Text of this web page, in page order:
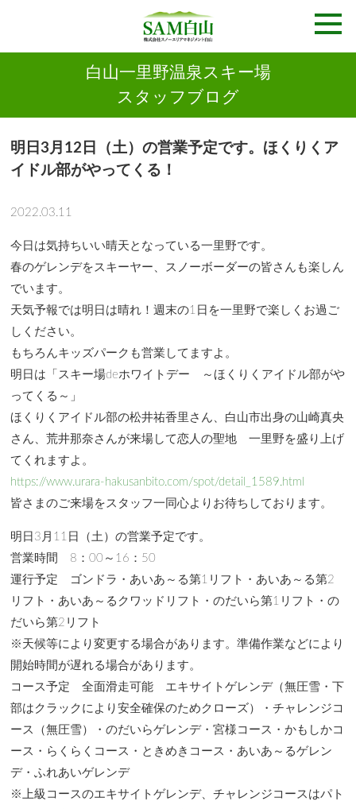
白山一里野温泉スキー場
スタッフブログ
明日3月12日（土）の営業予定です。ほくりくア
イドル部がやってくる！
2022.03.11
今日は気持ちいい晴天となっている一里野です。
春のゲレンデをスキーヤー、スノーボーダーの皆さんも楽しん
でいます。
天気予報では明日は晴れ！週末の1日を一里野で楽しくお過ご
しください。
もちろんキッズパークも営業してますよ。
明日は「スキー場deホワイトデー ～ほくりくアイドル部がや
ってくる～」
ほくりくアイドル部の松井祐香里さん、白山市出身の山崎真央
さん、荒井那奈さんが来場して恋人の聖地 一里野を盛り上げ
てくれますよ。
https://www.urara-hakusanbito.com/spot/detail_1589.html
皆さまのご来場をスタッフ一同心よりお待ちしております。
明日3月11日（土）の営業予定です。
営業時間 8：00～16：50
運行予定 ゴンドラ・あいあ～る第1リフト・あいあ～る第2
リフト・あいあ～るクワッドリフト・のだいら第1リフト・の
だいら第2リフト
※天候等により変更する場合があります。準備作業などにより
開始時間が遅れる場合があります。
コース予定 全面滑走可能 エキサイトゲレンデ（無圧雪・下
部はクラックにより安全確保のためクローズ）・チャレンジコ
ース（無圧雪）・のだいらゲレンデ・宮様コース・かもしかコ
ース・らくらくコース・ときめきコース・あいあ～るゲレン
デ・ふれあいゲレンデ
※上級コースのエキサイトゲレンデ、チャレンジコースはパト